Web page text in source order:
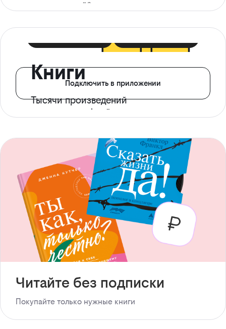
ограничений*
Книги
Тысячи произведений
с доступом офлайн
Подключить в приложении
Читайте без подписки
Покупайте только нужные книги